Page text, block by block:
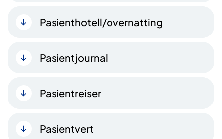
Pasienthotell/overnatting
Pasientjournal
Pasientreiser
Pasientvert